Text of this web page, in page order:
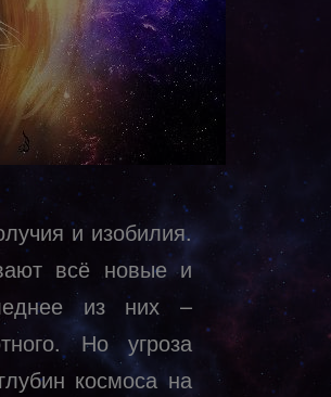
и изобилия.
всё новые и
из них –
Но угроза
космоса на